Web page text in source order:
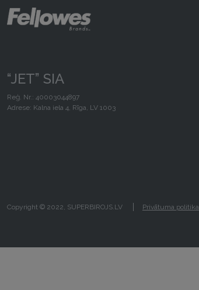
“JET” SIA
Reģ. Nr.: 40003044897
Adrese: Kalna iela 4, Rīga, LV 1003
Copyright © 2022, SUPERBIROJS.LV Privātuma politika